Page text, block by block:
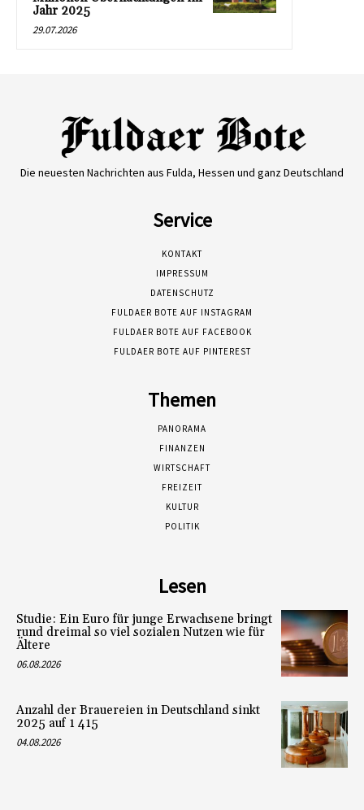
Jahr 2025
29.07.2026
Die neuesten Nachrichten aus Fulda, Hessen und ganz Deutschland
Service
KONTAKT
IMPRESSUM
DATENSCHUTZ
FULDAER BOTE AUF INSTAGRAM
FULDAER BOTE AUF FACEBOOK
FULDAER BOTE AUF PINTEREST
Themen
PANORAMA
FINANZEN
WIRTSCHAFT
FREIZEIT
KULTUR
POLITIK
Lesen
Studie: Ein Euro für junge Erwachsene bringt
rund dreimal so viel sozialen Nutzen wie für
Ältere
06.08.2026
Anzahl der Brauereien in Deutschland sinkt
2025 auf 1 415
04.08.2026